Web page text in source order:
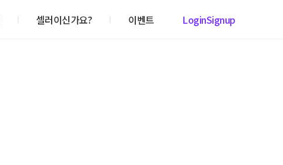
셀러이신가요? 이벤트 LoginSignup